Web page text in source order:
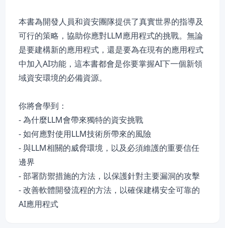
本書為開發人員和資安團隊提供了真實世界的指導及
可行的策略，協助你應對LLM應用程式的挑戰。無論
是要建構新的應用程式，還是要為在現有的應用程式
中加入AI功能，這本書都會是你要掌握AI下一個新領
域資安環境的必備資源。
你將會學到：
- 為什麼LLM會帶來獨特的資安挑戰
- 如何應對使用LLM技術所帶來的風險
- 與LLM相關的威脅環境，以及必須維護的重要信任
邊界
- 部署防禦措施的方法，以保護針對主要漏洞的攻擊
- 改善軟體開發流程的方法，以確保建構安全可靠的
AI應用程式